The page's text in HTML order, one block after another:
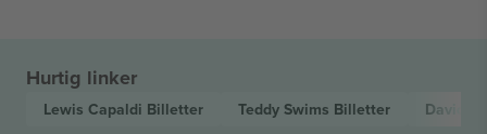
Hurtig linker
Lewis Capaldi Billetter Teddy Swims Billetter David